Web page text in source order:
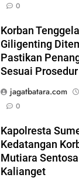
0
Korban
Giligenting
Pastikan
Sesuai Prosedur
jagatbatara.com
0
Kapolresta
Kedatangan
Mutiara
Kalianget